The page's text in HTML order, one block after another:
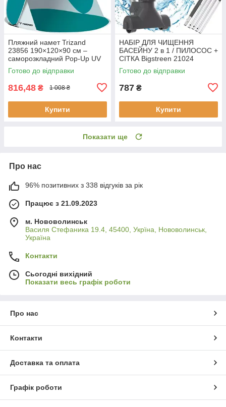
Пляжний намет Trizand
23856 190×120×90 см –
саморозкладний Pop-Up UV
30+
Готово до відправки
816,48 ₴ 1 008 ₴
Купити
НАБІР ДЛЯ ЧИЩЕННЯ
БАСЕЙНУ 2 в 1 / ПИЛОСОС +
СІТКА Bigstreen 21024
Готово до відправки
787 ₴
Купити
Показати ще
Про нас
96% позитивних з 338 відгуків за рік
Працює з 21.09.2023
м. Нововолинськ
Василя Стефаника 19.4, 45400, Укрїна, Нововолинськ,
Україна
Контакти
Сьогодні вихідний
Показати весь графік роботи
Про нас
Контакти
Доставка та оплата
Графік роботи